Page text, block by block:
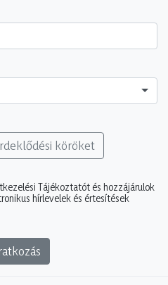
köröket
Tájékoztatót és hozzájárulok
hírlevelek és értesítések